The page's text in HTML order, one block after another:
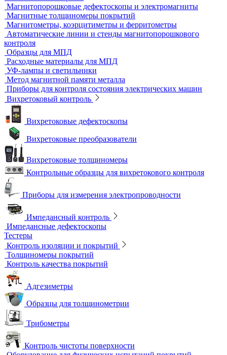
Универсальные твердомеры
Переносные твердомеры
Датчики для твердомеров
Дефектоскопы электролитические
Контроль проникающими веществами
Образцы для ЦД
Пенетрант, проявитель, очиститель
Ультрафиолетовые лампы
Принадлежности для контроля проникающими веществами
Индукционные нагреватели
Нагреватели для монтажа подшипников
Магнитный контроль
Магнитопорошковые дефектоскопы и электромагниты
Магнитные толщиномеры покрытий
Магнитометры, коэрцитиметры и ферритометры
Автоматические линии и стенды магнитопорошкового
контроля
Образцы для МПД
Расходные материалы для МПД
УФ-лампы и светильники
Метод магнитной памяти металла
Приборы для контроля состояния электрических машин
Вихретоковый контроль
Вихретоковые дефектоскопы
Вихретоковые преобразователи
Вихретоковые толщиномеры
Контрольные образцы для вихретокового контроля
Приборы для измерения электропроводности
Импедансный контроль
Импедансные дефектоскопы
Тестеры